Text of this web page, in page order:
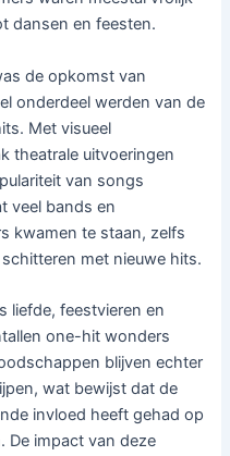
dansen en feesten.
de opkomst van
onderdeel werden van de
Met visueel
theatrale uitvoeringen
van songs
veel bands en
kwamen te staan, zelfs
met nieuwe hits.
liefde, feestvieren en
one-hit wonders
blijven echter
wat bewijst dat de
invloed heeft gehad op
De impact van deze